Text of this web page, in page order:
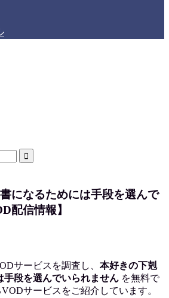
になるためには手段を選んで
配信情報】
サービスを調査し、 本好きの下剋
手段を選んでいられません を無料で
サービスをご紹介しています。